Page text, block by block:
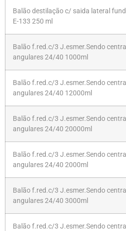
Balão destilação c/ saida lateral
E-133 250 ml
Balão f.red.c/3 J.esmer.Sendo
angulares 24/40 1000ml
Balão f.red.c/3 J.esmer.Sendo
angulares 24/40 12000ml
Balão f.red.c/3 J.esmer.Sendo
angulares 24/40 20000ml
Balão f.red.c/3 J.esmer.Sendo
angulares 24/40 2000ml
Balão f.red.c/3 J.esmer.Sendo
angulares 24/40 3000ml
Balão f.red.c/3 J.esmer.Sendo